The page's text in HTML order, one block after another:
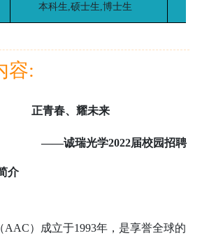
本科生,硕士生,博士生
容:
正青春、耀未来
——诚瑞光学2022届校园招聘
介
AAC）成立于1993年，是享誉全球的